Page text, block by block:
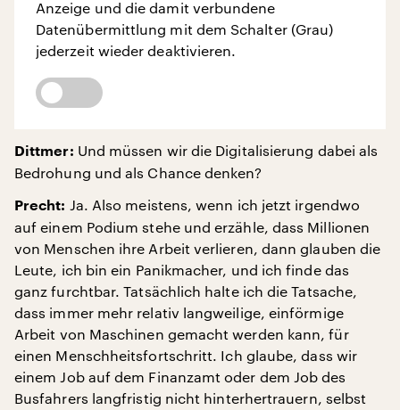
Anzeige und die damit verbundene
Datenübermittlung mit dem Schalter (Grau)
jederzeit wieder deaktivieren.
Dittmer: Und müssen wir die Digitalisierung dabei als
Bedrohung und als Chance denken?
Precht: Ja. Also meistens, wenn ich jetzt irgendwo
auf einem Podium stehe und erzähle, dass Millionen
von Menschen ihre Arbeit verlieren, dann glauben die
Leute, ich bin ein Panikmacher, und ich finde das
ganz furchtbar. Tatsächlich halte ich die Tatsache,
dass immer mehr relativ langweilige, einförmige
Arbeit von Maschinen gemacht werden kann, für
einen Menschheitsfortschritt. Ich glaube, dass wir
einem Job auf dem Finanzamt oder dem Job des
Busfahrers langfristig nicht hinterhertrauern, selbst